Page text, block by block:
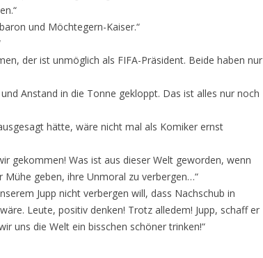
und Möchtegern-Kaiser.“
der ist unmöglich als FIFA-Präsident. Beide haben nur
Anstand in die Tonne gekloppt. Das ist alles nur noch
hätte, wäre nicht mal als Komiker ernst
gekommen! Was ist aus dieser Welt geworden, wenn
geben, ihre Unmoral zu verbergen…“
Jupp nicht verbergen will, dass Nachschub in
Leute, positiv denken! Trotz alledem! Jupp, schaff er
uns die Welt ein bisschen schöner trinken!“